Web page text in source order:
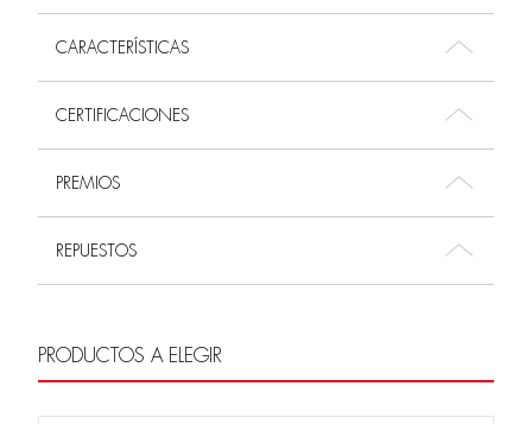
CARACTERÍSTICAS
CERTIFICACIONES
PREMIOS
REPUESTOS
PRODUCTOS A ELEGIR